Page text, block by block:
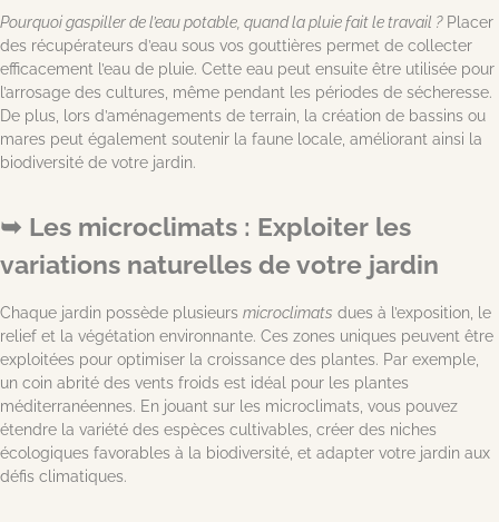
Pourquoi gaspiller de l’eau potable, quand la pluie fait le travail ?Placer
des récupérateurs d’eau sous vos gouttières permet de collecter
efficacement l’eau de pluie. Cette eau peut ensuite être utilisée pour
l’arrosage des cultures, même pendant les périodes de sécheresse.
De plus, lors d’aménagements de terrain, la création de bassins ou
mares peut également soutenir la faune locale, améliorant ainsi la
biodiversité de votre jardin.
Les microclimats : Exploiter les
variations naturelles de votre jardin
Chaque jardin possède plusieurs microclimats dues à l’exposition, le
relief et la végétation environnante. Ces zones uniques peuvent être
exploitées pour optimiser la croissance des plantes. Par exemple,
un coin abrité des vents froids est idéal pour les plantes
méditerranéennes. En jouant sur les microclimats, vous pouvez
étendre la variété des espèces cultivables, créer des niches
écologiques favorables à la biodiversité, et adapter votre jardin aux
défis climatiques.